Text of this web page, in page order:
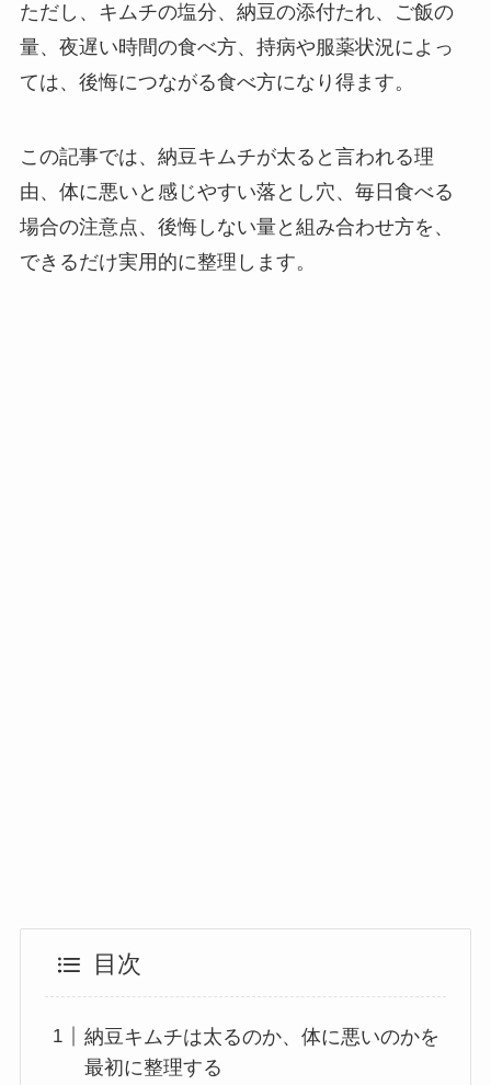
ただし、キムチの塩分、納豆の添付たれ、ご飯の
量、夜遅い時間の食べ方、持病や服薬状況によっ
ては、後悔につながる食べ方になり得ます。
この記事では、納豆キムチが太ると言われる理
由、体に悪いと感じやすい落とし穴、毎日食べる
場合の注意点、後悔しない量と組み合わせ方を、
できるだけ実用的に整理します。
目次
納豆キムチは太るのか、体に悪いのかを
最初に整理する